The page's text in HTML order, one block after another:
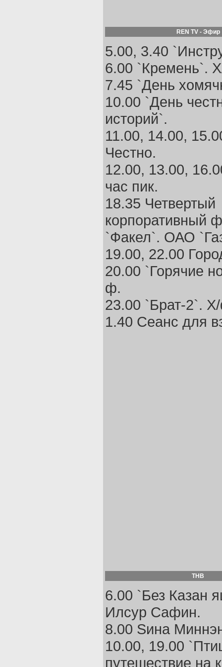
REN TV - Эфир
5.00, 3.40
6.00 `Кремень`.
7.45 `День
10.00 `День
историй`.
11.00, 14.00,
Честно.
12.00, 13.00,
час пик.
18.35 Четвертый
корпоративный
`Факел`. ОАО
19.00, 22.00
20.00 `Горячие
ф.
23.00 `Брат-2`.
1.40 Сеанс для
ТНВ
6.00 `Без Казан
Илсур Сафин.
8.00 Sина
10.00, 19.00
путешествие на